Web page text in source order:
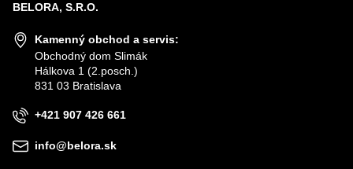
BELORA, S.R.O.
Kamenný obchod a servis:
Obchodný dom Slimák
Hálkova 1 (2.posch.)
831 03 Bratislava
+421 907 426 661
info@belora.sk